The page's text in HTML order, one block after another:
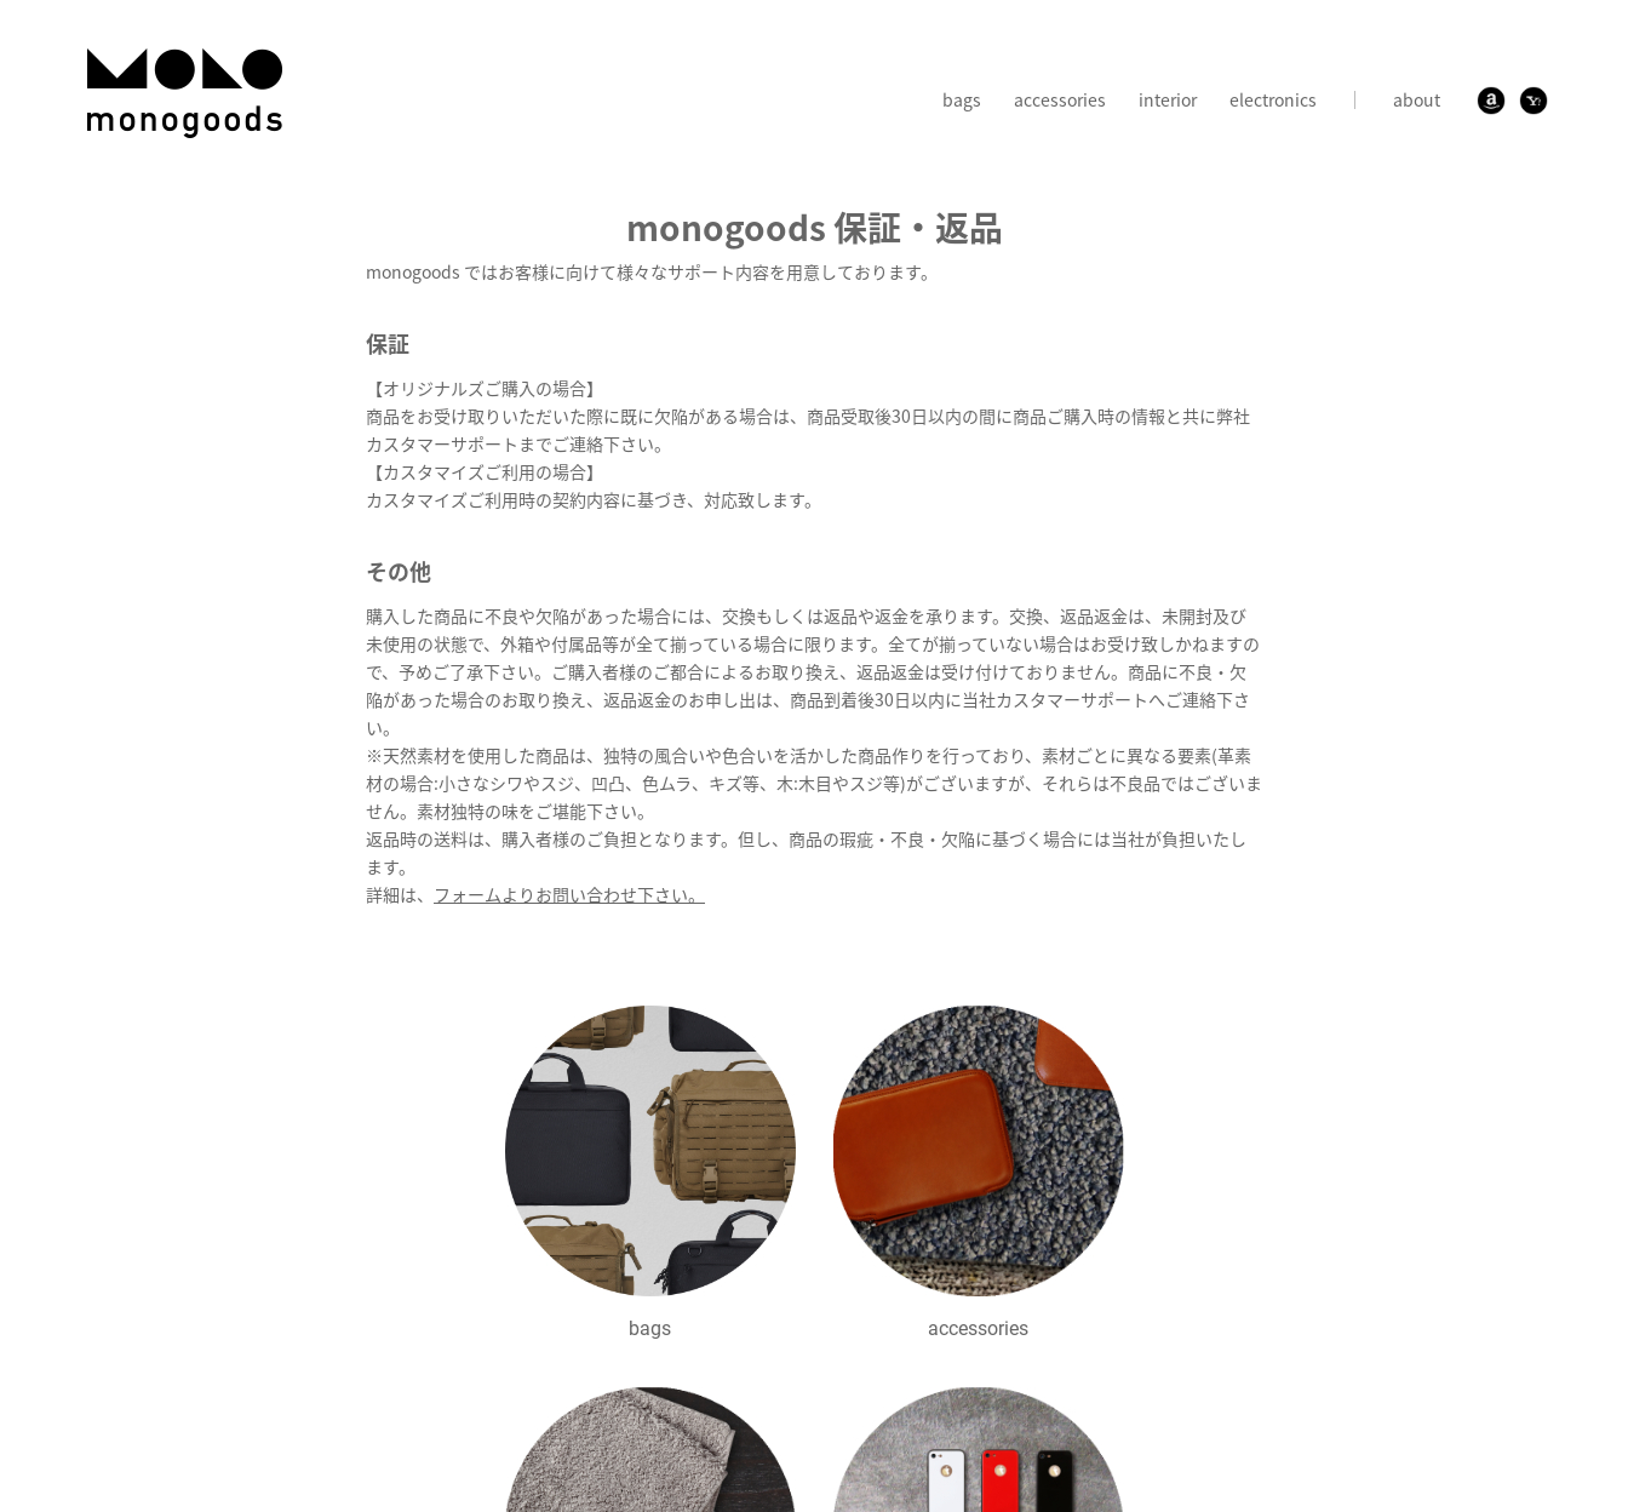
bags accessories interior electronics about
monogoods 保証・返品
monogoods ではお客様に向けて様々なサポート内容を用意しております。
保証
【オリジナルズご購入の場合】
商品をお受け取りいただいた際に既に欠陥がある場合は、商品受取後30日以内の間に商品ご購入時の情報と共に弊社
カスタマーサポートまでご連絡下さい。
【カスタマイズご利用の場合】
カスタマイズご利用時の契約内容に基づき、対応致します。
その他
購入した商品に不良や欠陥があった場合には、交換もしくは返品や返金を承ります。交換、返品返金は、未開封及び
未使用の状態で、外箱や付属品等が全て揃っている場合に限ります。全てが揃っていない場合はお受け致しかねますの
で、予めご了承下さい。ご購入者様のご都合によるお取り換え、返品返金は受け付けておりません。商品に不良・欠
陥があった場合のお取り換え、返品返金のお申し出は、商品到着後30日以内に当社カスタマーサポートへご連絡下さ
い。
※天然素材を使用した商品は、独特の風合いや色合いを活かした商品作りを行っており、素材ごとに異なる要素(革素
材の場合:小さなシワやスジ、凹凸、色ムラ、キズ等、木:木目やスジ等)がございますが、それらは不良品ではございま
せん。素材独特の味をご堪能下さい。
返品時の送料は、購入者様のご負担となります。但し、商品の瑕疵・不良・欠陥に基づく場合には当社が負担いたし
ます。
詳細は、 フォームよりお問い合わせ下さい。
bags accessories